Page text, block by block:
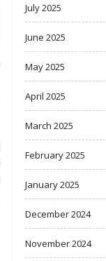
July 2025
June 2025
May 2025
April 2025
March 2025
February 2025
January 2025
December 2024
November 2024